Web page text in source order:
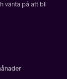
vänta på att bli